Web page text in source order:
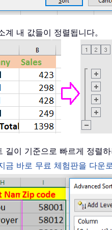
계 내 값들이 정렬됩니다。
길이 기준으로 빠르게 정렬
금 바로 무료 체험판을 다운